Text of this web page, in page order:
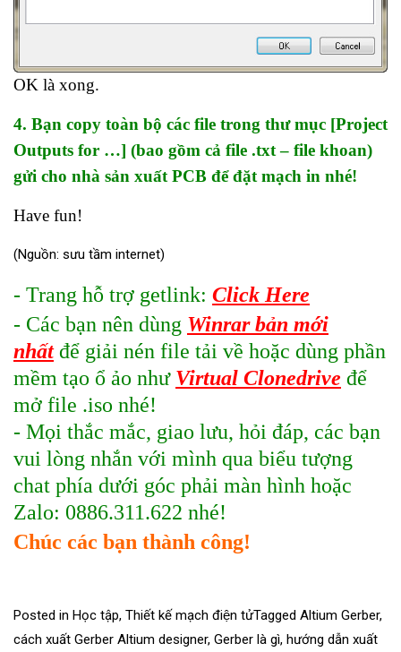
OK là xong.
4. Bạn copy toàn bộ các file trong thư mục [Project
Outputs for …] (bao gồm cả file .txt – file khoan)
gửi cho nhà sản xuất PCB để đặt mạch in nhé!
Have fun!
(Nguồn: sưu tầm internet)
- Trang hỗ trợ getlink: Click Here
- Các bạn nên dùng Winrar bản mới
nhấtđể giải nén file tải về hoặc dùng phần
mềm tạo ổ ảo như Virtual Clonedrive để
mở file .iso nhé!
- Mọi thắc mắc, giao lưu, hỏi đáp, các bạn
vui lòng nhắn với mình qua biểu tượng
chat phía dưới góc phải màn hình hoặc
Zalo: 0886.311.622 nhé!
Chúc các bạn thành công!
Posted in Học tập, Thiết kế mạch điện tửTagged Altium Gerber,
cách xuất Gerber Altium designer, Gerber là gì, hướng dẫn xuất